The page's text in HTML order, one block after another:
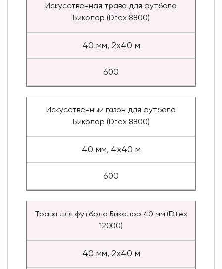
Искусственная трава для футбола
Биколор (Dtex 8800)
40 мм, 2x40 м
600
Искусственный газон для футбола
Биколор (Dtex 8800)
40 мм, 4x40 м
600
Трава для футбола Биколор 40 мм (Dtex
12000)
40 мм, 2x40 м